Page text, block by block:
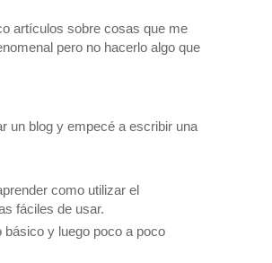
artículos sobre cosas que me
pero no hacerlo algo que
un blog y empecé a escribir una
como utilizar el
fáciles de usar.
y luego poco a poco